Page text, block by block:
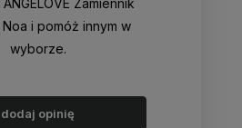
Zamiennik
i pomóż innym w
wyborze.
dodaj opinię